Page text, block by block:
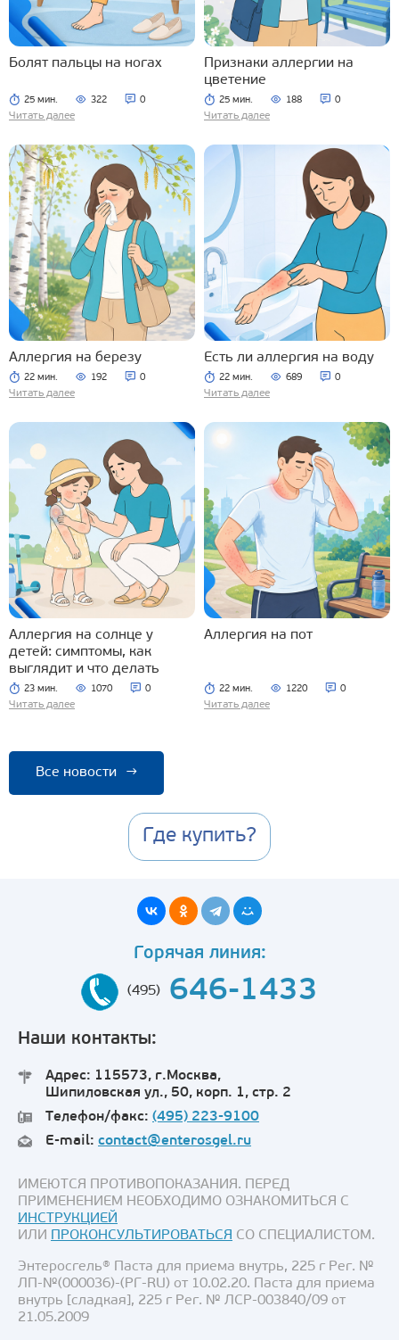
Болят пальцы на ногах
25 мин. 322 0
Читать далее
Признаки аллергии на
цветение
25 мин. 188 0
Читать далее
Аллергия на березу
22 мин. 192 0
Читать далее
Есть ли аллергия на воду
22 мин. 689 0
Читать далее
Аллергия на солнце у
детей: симптомы, как
выглядит и что делать
23 мин. 1070 0
Читать далее
Аллергия на пот
22 мин. 1220 0
Читать далее
Все новости →
Где купить?
Горячая линия:
(495) 646-1433
Наши контакты:
Адрес: 115573, г.Москва,
Шипиловская ул., 50, корп. 1, стр. 2
Телефон/факс: (495) 223-9100
E-mail: contact@enterosgel.ru
ИМЕЮТСЯ ПРОТИВОПОКАЗАНИЯ. ПЕРЕД
ПРИМЕНЕНИЕМ НЕОБХОДИМО ОЗНАКОМИТЬСЯ С
ИНСТРУКЦИЕЙ
ИЛИ ПРОКОНСУЛЬТИРОВАТЬСЯ СО СПЕЦИАЛИСТОМ.
Энтеросгель® Паста для приема внутрь, 225 г Рег. №
ЛП-№(000036)-(РГ-RU) от 10.02.20. Паста для приема
внутрь [сладкая], 225 г Рег. № ЛСР-003840/09 от
21.05.2009